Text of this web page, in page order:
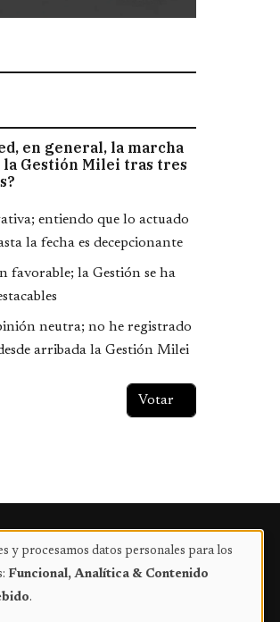
en general, la marcha
la Gestión Milei tras tres
entiendo que lo actuado
la fecha es decepcionante
favorable; la Gestión se ha
neutra; no he registrado
arribada la Gestión Milei
Publicidad
y procesamos datos personales para los
Funcional, Analítica & Contenido
.